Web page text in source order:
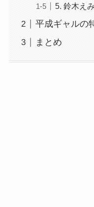
5. 鈴木えみ
平成ギャルの
まとめ